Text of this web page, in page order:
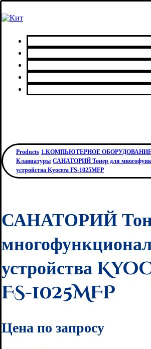
Products 1.КОМПЬЮТЕРНОЕ
Клавиатуры САНАТОРИЙ Тонер для
устройства Kyocera FS-1025MFP
САНАТОРИЙ
устройства
FS-1025MFP
Цена по запросу